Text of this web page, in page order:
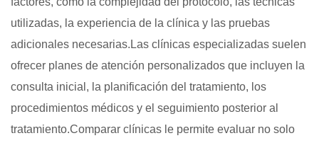
utilizadas, la experiencia de la clínica y las pruebas
adicionales necesarias.Las clínicas especializadas suelen
ofrecer planes de atención personalizados que incluyen la
consulta inicial, la planificación del tratamiento, los
procedimientos médicos y el seguimiento posterior al
tratamiento.Comparar clínicas le permite evaluar no solo